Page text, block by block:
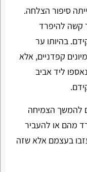
סיפור הצלחה.
קשה להיפרד
בהיותו ער
קפדניים, אלא
ליד אביב
להמשך הצמיחה
מהם או להעביר
בעצמם אלא שזה